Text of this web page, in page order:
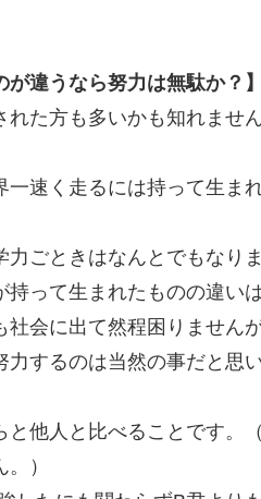
が違うなら努力は無駄か？】
た方も多いかも知れません
一速く走るには持って生ま
ごときはなんとでもなりま
持って生まれたものの違い
社会に出て然程困りません
するのは当然の事だと思い
と他人と比べることです。
）